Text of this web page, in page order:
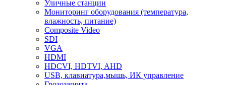
Уличные станции
Мониторинг оборудования (температура,
влажность, питание)
Composite Video
SDI
VGA
HDMI
HDCVI, HDTVI, AHD
USB, клавиатура,мышь, ИК управление